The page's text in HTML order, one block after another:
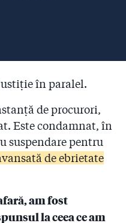
De ce nu l-au filat
dinaintea arestării, când
– „Luptați pentru
Vi-l mai amintiți pe
noaptea cu dosărelul să
regulă”?!
în paralel.
de procurori,
Este condamnat, în
suspendare pentru
de ebrietate
am fost
la ceea ce am